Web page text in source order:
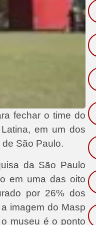
fechar o time do
em um dos
São Paulo.
da São Paulo
em uma das oito
por 26% dos
imagem do Masp
museu é o ponto